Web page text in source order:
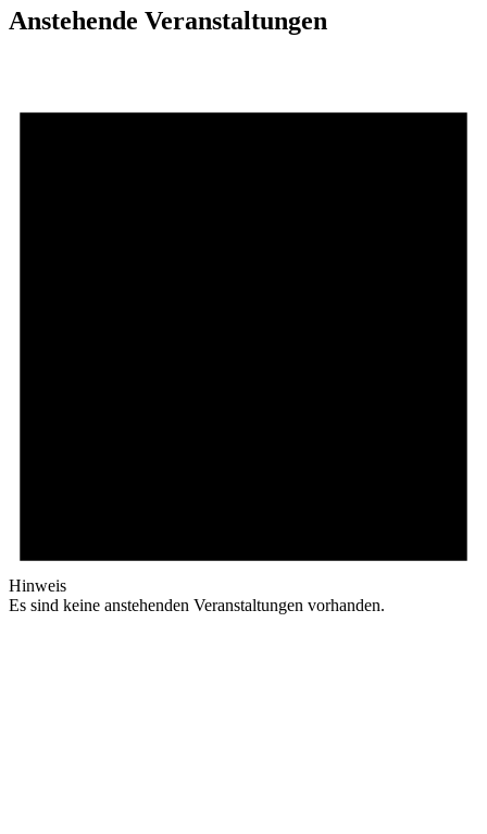
Anstehende Veranstaltungen
Hinweis
Es sind keine anstehenden Veranstaltungen vorhanden.